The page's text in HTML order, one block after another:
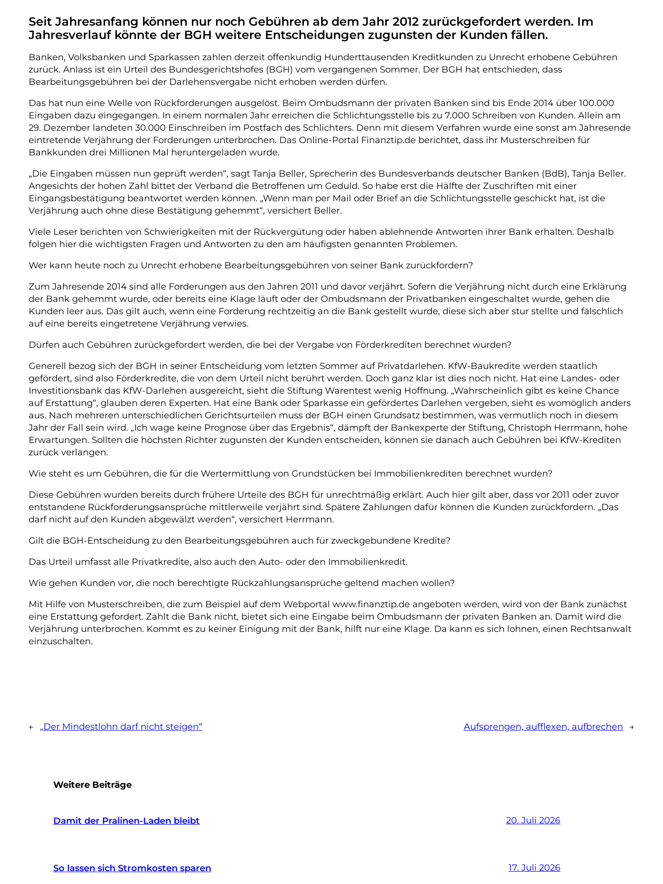
Seit Jahresanfang können nur noch Gebühren ab dem Jahr 2012 zurückgefordert werden. Im
Jahresverlauf könnte der BGH weitere Entscheidungen zugunsten der Kunden fällen.
Banken, Volksbanken und Sparkassen zahlen derzeit offenkundig Hunderttausenden Kreditkunden zu Unrecht erhobene Gebühren
zurück. Anlass ist ein Urteil des Bundesgerichtshofes (BGH) vom vergangenen Sommer. Der BGH hat entschieden, dass
Bearbeitungsgebühren bei der Darlehensvergabe nicht erhoben werden dürfen.
Das hat nun eine Welle von Rückforderungen ausgelöst. Beim Ombudsmann der privaten Banken sind bis Ende 2014 über 100.000
Eingaben dazu eingegangen. In einem normalen Jahr erreichen die Schlichtungsstelle bis zu 7.000 Schreiben von Kunden. Allein am
29. Dezember landeten 30.000 Einschreiben im Postfach des Schlichters. Denn mit diesem Verfahren wurde eine sonst am Jahresende
eintretende Verjährung der Forderungen unterbrochen. Das Online-Portal Finanztip.de berichtet, dass ihr Musterschreiben für
Bankkunden drei Millionen Mal heruntergeladen wurde.
„Die Eingaben müssen nun geprüft werden“, sagt Tanja Beller, Sprecherin des Bundesverbands deutscher Banken (BdB), Tanja Beller.
Angesichts der hohen Zahl bittet der Verband die Betroffenen um Geduld. So habe erst die Hälfte der Zuschriften mit einer
Eingangsbestätigung beantwortet werden können. „Wenn man per Mail oder Brief an die Schlichtungsstelle geschickt hat, ist die
Verjährung auch ohne diese Bestätigung gehemmt“, versichert Beller.
Viele Leser berichten von Schwierigkeiten mit der Rückvergütung oder haben ablehnende Antworten ihrer Bank erhalten. Deshalb
folgen hier die wichtigsten Fragen und Antworten zu den am häufigsten genannten Problemen.
Wer kann heute noch zu Unrecht erhobene Bearbeitungsgebühren von seiner Bank zurückfordern?
Zum Jahresende 2014 sind alle Forderungen aus den Jahren 2011 und davor verjährt. Sofern die Verjährung nicht durch eine Erklärung
der Bank gehemmt wurde, oder bereits eine Klage läuft oder der Ombudsmann der Privatbanken eingeschaltet wurde, gehen die
Kunden leer aus. Das gilt auch, wenn eine Forderung rechtzeitig an die Bank gestellt wurde, diese sich aber stur stellte und fälschlich
auf eine bereits eingetretene Verjährung verwies.
Dürfen auch Gebühren zurückgefordert werden, die bei der Vergabe von Förderkrediten berechnet wurden?
Generell bezog sich der BGH in seiner Entscheidung vom letzten Sommer auf Privatdarlehen. KfW-Baukredite werden staatlich
gefördert, sind also Förderkredite, die von dem Urteil nicht berührt werden. Doch ganz klar ist dies noch nicht. Hat eine Landes- oder
Investitionsbank das KfW-Darlehen ausgereicht, sieht die Stiftung Warentest wenig Hoffnung. „Wahrscheinlich gibt es keine Chance
auf Erstattung“, glauben deren Experten. Hat eine Bank oder Sparkasse ein gefördertes Darlehen vergeben, sieht es womöglich anders
aus. Nach mehreren unterschiedlichen Gerichtsurteilen muss der BGH einen Grundsatz bestimmen, was vermutlich noch in diesem
Jahr der Fall sein wird. „Ich wage keine Prognose über das Ergebnis“, dämpft der Bankexperte der Stiftung, Christoph Herrmann, hohe
Erwartungen. Sollten die höchsten Richter zugunsten der Kunden entscheiden, können sie danach auch Gebühren bei KfW-Krediten
zurück verlangen.
Wie steht es um Gebühren, die für die Wertermittlung von Grundstücken bei Immobilienkrediten berechnet wurden?
Diese Gebühren wurden bereits durch frühere Urteile des BGH für unrechtmäßig erklärt. Auch hier gilt aber, dass vor 2011 oder zuvor
entstandene Rückforderungsansprüche mittlerweile verjährt sind. Spätere Zahlungen dafür können die Kunden zurückfordern. „Das
darf nicht auf den Kunden abgewälzt werden“, versichert Herrmann.
Gilt die BGH-Entscheidung zu den Bearbeitungsgebühren auch für zweckgebundene Kredite?
Das Urteil umfasst alle Privatkredite, also auch den Auto- oder den Immobilienkredit.
Wie gehen Kunden vor, die noch berechtigte Rückzahlungsansprüche geltend machen wollen?
Mit Hilfe von Musterschreiben, die zum Beispiel auf dem Webportal www.finanztip.de angeboten werden, wird von der Bank zunächst
eine Erstattung gefordert. Zahlt die Bank nicht, bietet sich eine Eingabe beim Ombudsmann der privaten Banken an. Damit wird die
Verjährung unterbrochen. Kommt es zu keiner Einigung mit der Bank, hilft nur eine Klage. Da kann es sich lohnen, einen Rechtsanwalt
einzuschalten.
← „Der Mindestlohn darf nicht steigen“ Aufsprengen, aufflexen, aufbrechen →
Weitere Beiträge
Damit der Pralinen-Laden bleibt 20. Juli 2026
So lassen sich Stromkosten sparen 17. Juli 2026